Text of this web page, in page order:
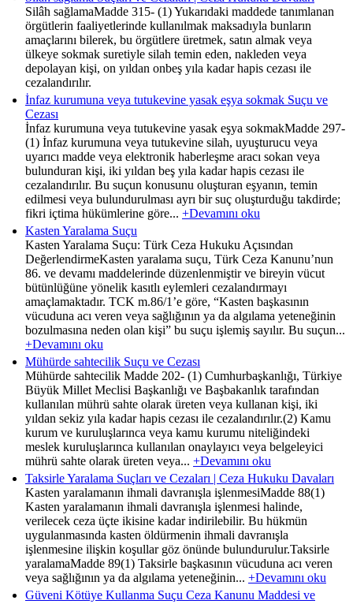
Silâh sağlamaMadde 315- (1) Yukarıdaki maddede tanımlanan
örgütlerin faaliyetlerinde kullanılmak maksadıyla bunların
amaçlarını bilerek, bu örgütlere üretmek, satın almak veya
ülkeye sokmak suretiyle silah temin eden, nakleden veya
depolayan kişi, on yıldan onbeş yıla kadar hapis cezası ile
cezalandırılır.
İnfaz kurumuna veya tutukevine yasak eşya sokmak Suçu ve
Cezası
İnfaz kurumuna veya tutukevine yasak eşya sokmakMadde 297-
(1) İnfaz kurumuna veya tutukevine silah, uyuşturucu veya
uyarıcı madde veya elektronik haberleşme aracı sokan veya
bulunduran kişi, iki yıldan beş yıla kadar hapis cezası ile
cezalandırılır. Bu suçun konusunu oluşturan eşyanın, temin
edilmesi veya bulundurulması ayrı bir suç oluşturduğu takdirde;
fikri içtima hükümlerine göre... +Devamını oku
Kasten Yaralama Suçu
Kasten Yaralama Suçu: Türk Ceza Hukuku Açısından
DeğerlendirmeKasten yaralama suçu, Türk Ceza Kanunu’nun
86. ve devamı maddelerinde düzenlenmiştir ve bireyin vücut
bütünlüğüne yönelik kasıtlı eylemleri cezalandırmayı
amaçlamaktadır. TCK m.86/1’e göre, “Kasten başkasının
vücuduna acı veren veya sağlığının ya da algılama yeteneğinin
bozulmasına neden olan kişi” bu suçu işlemiş sayılır. Bu suçun...
+Devamını oku
Mühürde sahtecilik Suçu ve Cezası
Mühürde sahtecilik Madde 202- (1) Cumhurbaşkanlığı, Türkiye
Büyük Millet Meclisi Başkanlığı ve Başbakanlık tarafından
kullanılan mührü sahte olarak üreten veya kullanan kişi, iki
yıldan sekiz yıla kadar hapis cezası ile cezalandırılır.(2) Kamu
kurum ve kuruluşlarınca veya kamu kurumu niteliğindeki
meslek kuruluşlarınca kullanılan onaylayıcı veya belgeleyici
mührü sahte olarak üreten veya... +Devamını oku
Taksirle Yaralama Suçları ve Cezaları | Ceza Hukuku Davaları
Kasten yaralamanın ihmali davranışla işlenmesiMadde 88(1)
Kasten yaralamanın ihmali davranışla işlenmesi halinde,
verilecek ceza üçte ikisine kadar indirilebilir. Bu hükmün
uygulanmasında kasten öldürmenin ihmali davranışla
işlenmesine ilişkin koşullar göz önünde bulundurulur.Taksirle
yaralamaMadde 89(1) Taksirle başkasının vücuduna acı veren
veya sağlığının ya da algılama yeteneğinin... +Devamını oku
Güveni Kötüye Kullanma Suçu Ceza Kanunu Maddesi ve